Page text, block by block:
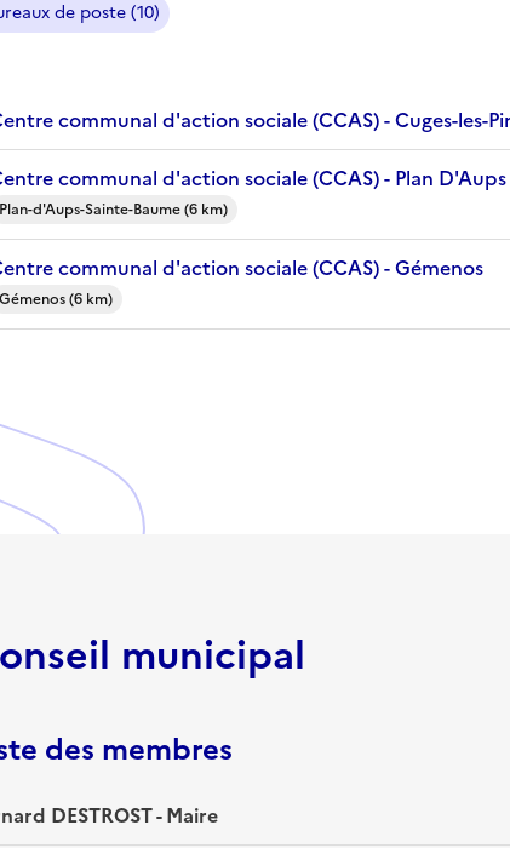
de poste (10)
Centre communal d'action sociale (CCAS) - Cuges-les-
Centre communal d'action sociale (CCAS) - Plan
Plan-d'Aups-Sainte-Baume (6 km)
Centre communal d'action sociale (CCAS) - Gémenos
Gémenos (6 km)
municipal
des membres
DESTROST - Maire